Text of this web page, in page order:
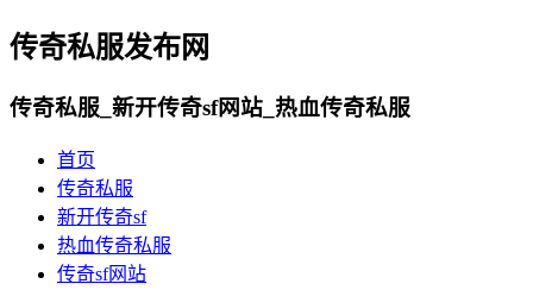
传奇私服发布网
传奇私服_新开传奇sf网站_热血传奇私服
首页
传奇私服
新开传奇sf
热血传奇私服
传奇sf网站